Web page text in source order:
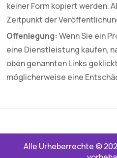
keiner Form kopiert werden.
Zeitpunkt der
Offenlegung: Wenn Sie ein
eine Dienstleistung kaufen,
oben genannten Links
möglicherweise eine
Alle Urheberrechte ©